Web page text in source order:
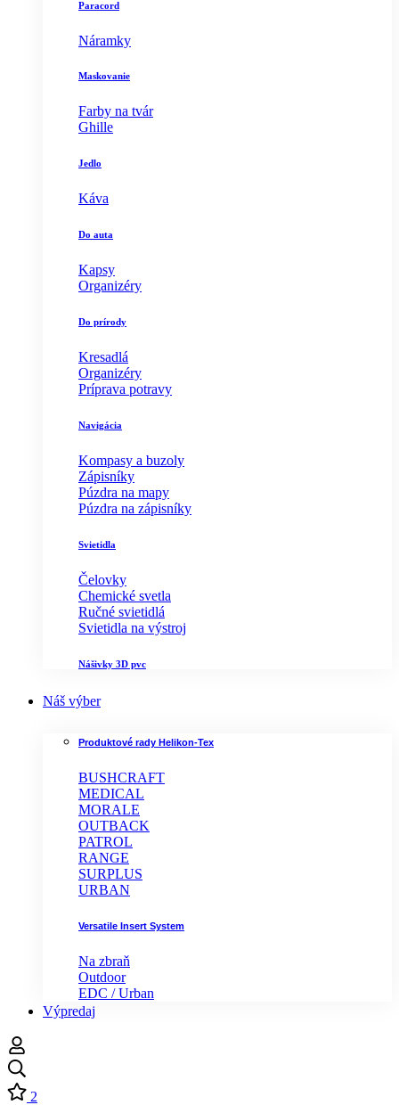
Paracord
Náramky
Maskovanie
Farby na tvár
Ghille
Jedlo
Káva
Do auta
Kapsy
Organizéry
Do prírody
Kresadlá
Organizéry
Príprava potravy
Navigácia
Kompasy a buzoly
Zápisníky
Púzdra na mapy
Púzdra na zápisníky
Svietidla
Čelovky
Chemické svetla
Ručné svietidlá
Svietidla na výstroj
Nášivky 3D pvc
Náš výber
Produktové rady Helikon-Tex
BUSHCRAFT
MEDICAL
MORALE
OUTBACK
PATROL
RANGE
SURPLUS
URBAN
Versatile Insert System
Na zbraň
Outdoor
EDC / Urban
Výpredaj
2